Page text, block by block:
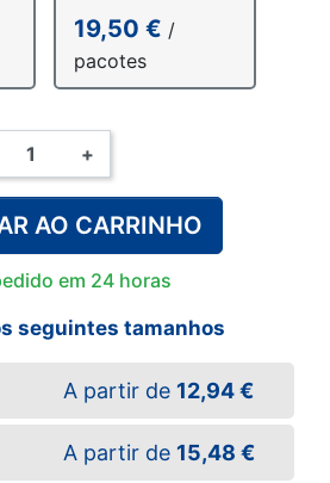
19,50 € /
pacotes
+
AO CARRINHO
em 24 horas
seguintes tamanhos
A partir de 12,94 €
A partir de 15,48 €